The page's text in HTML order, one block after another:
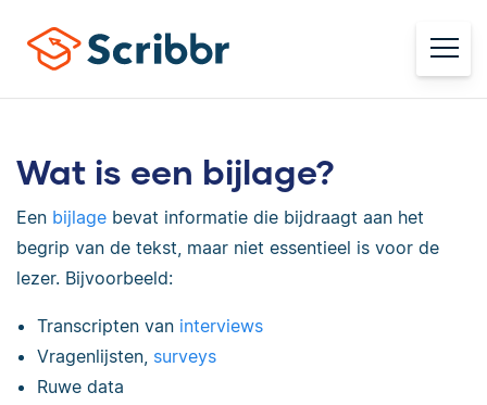
Wat is een bijlage?
Een bijlage bevat informatie die bijdraagt aan het
begrip van de tekst, maar niet essentieel is voor de
lezer. Bijvoorbeeld:
Transcripten van interviews
Vragenlijsten, surveys
Ruwe data